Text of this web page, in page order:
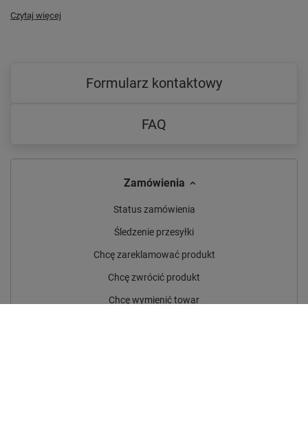
Czytaj więcej
Formularz kontaktowy
FAQ
Zamówienia
Status zamówienia
Śledzenie przesyłki
Chcę zareklamować produkt
Chcę zwrócić produkt
Chcę wymienić towar